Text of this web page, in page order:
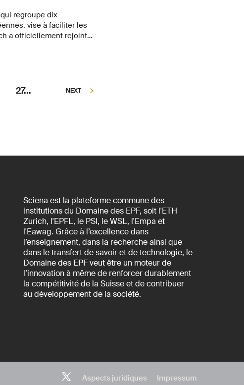
regroupe dix
vise à faciliter les
a officiellement rejoint
27... NEXT
Sciena est la plateforme commune des
institutions du Domaine des EPF, soit l'ETH
Zurich, l'EPFL, le PSI, le WSL, l'Empa et
l'Eawag. Grâce à l’excellence dans
l’enseignement, dans la recherche ainsi que
dans le transfert de savoir et de technologie, le
Domaine des EPF veut être un moteur de
l’innovation à même de renforcer durablement
la compétitivité de la Suisse et de contribuer
au développement de la société.
Aspects juridiques Impressum